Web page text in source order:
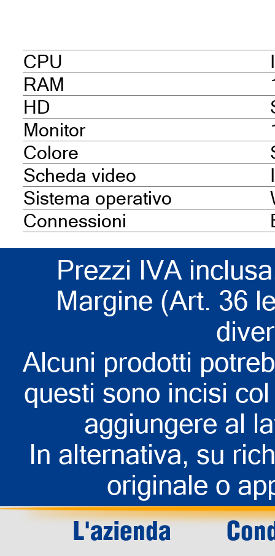
CPU
RAM
HD
Monitor
Colore
Scheda video
Sistema operativo
Connessioni
Prezzi IVA
Margine (Art. 36
Alcuni prodotti
questi sono incisi
aggiungere al
In alternativa, su
originale o
L'azienda